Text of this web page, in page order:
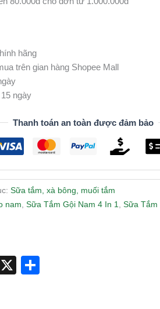
hãng
trên gian hàng Shopee Mall
ngày
Thanh toán an toàn được đảm bảo
Sữa tắm, xà bông, muối tắm
nam, Sữa Tắm Gội Nam 4 In 1, Sữa Tắm
Tumblr
X